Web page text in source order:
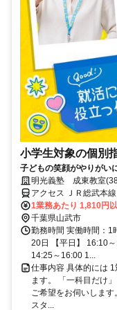
小学生対象の個別
子どもの笑顔がやりがい
も安心の研修あり！週1日
明光義塾 成東教室
アクセス ＪＲ総武本
徒歩約6分、ＪＲ東金
1業務あたり 1,810円
千葉県山武市
勤務時間 実働時間：1
20日 【平日】 16:10
14:25～16:00 1...
仕事内容 具体的には
ます。 「一科目だけ
ご希望をお伺いしま
スタ...